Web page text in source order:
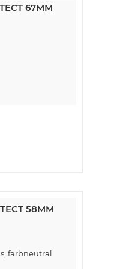
67MM
58MM
farbneutral